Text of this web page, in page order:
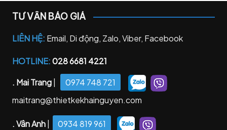
TƯ VẤN BÁO GIÁ
LIÊN HỆ: Email, Di động, Zalo, Viber, Facebook
HOTLINE:028 6681 4221
. Mai Trang|
0974 748 721
maitrang@thietkekhainguyen.com
. Vân Anh|
0934 819 961